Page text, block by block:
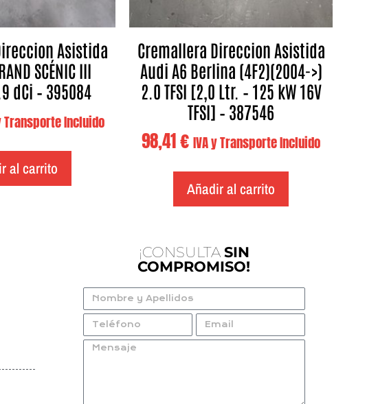
Asistida
SCÉNIC III
dCi – 395084
Transporte Incluido
al carrito
Cremallera Direccion Asistida
Audi A6 Berlina (4F2)(2004->)
2.0 TFSI [2,0 Ltr. – 125 kW 16V
TFSI] – 387546
98,41€ IVA y Transporte Incluido
Añadir al carrito
¡CONSULTA SIN
COMPROMISO!